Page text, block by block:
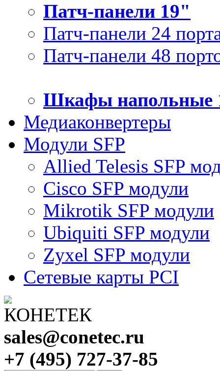
Патч-панели 19"
Патч-панели 24
Патч-панели 48
Шкафы напольные
Медиаконвертеры
Модули SFP
Allied Telesis SFP
Cisco SFP модули
Mikrotik SFP модули
Ubiquiti SFP модули
Zyxel SFP модули
Сетевые карты PCI
sales@conetec.ru
+7 (495) 727-37-85